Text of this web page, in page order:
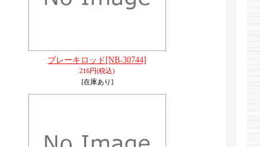
ブレーキロッド[NB-30744]
216円(税込)
[在庫あり]